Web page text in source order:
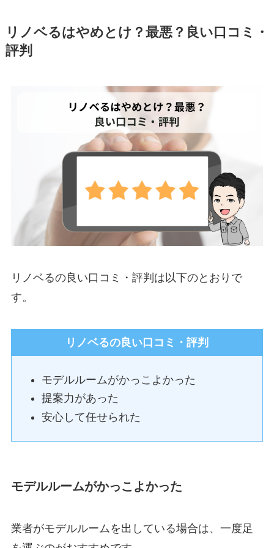
リノベるはやめとけ？最悪？良い口コミ・
評判
リノベるの良い口コミ・評判は以下のとおりで
す。
リノベるの良い口コミ・評判
モデルルームがかっこよかった
提案力があった
安心して任せられた
モデルルームがかっこよかった
業者がモデルルームを出している場合は、一度足